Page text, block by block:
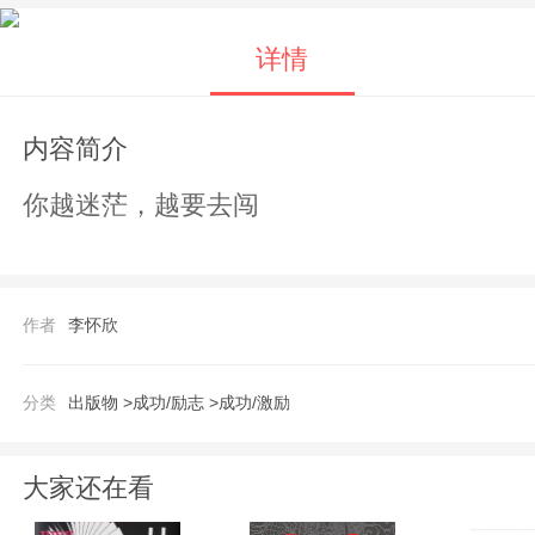
详情
内容简介
你越迷茫，越要去闯
作者 李怀欣
分类 出版物 >成功/励志 >成功/激励
大家还在看